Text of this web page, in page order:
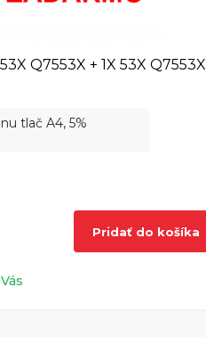
Q7553X + 1X 53X Q7553X
tlač A4, 5%
Pridať do košíka